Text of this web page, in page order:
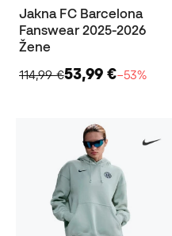
Jakna FC Barcelona
Fanswear 2025-2026
Žene
114,99 €53,99 €−53%